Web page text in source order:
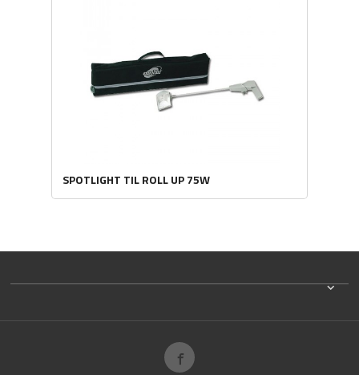
SPOTLIGHT TIL ROLL UP 75W